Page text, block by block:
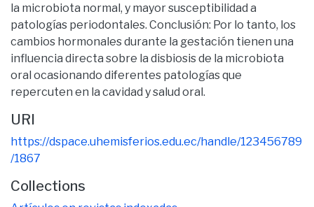
la microbiota normal, y mayor susceptibilidad a
patologías periodontales. Conclusión: Por lo tanto, los
cambios hormonales durante la gestación tienen una
influencia directa sobre la disbiosis de la microbiota
oral ocasionando diferentes patologías que
repercuten en la cavidad y salud oral.
URI
https://dspace.uhemisferios.edu.ec/handle/123456789
/1867
Collections